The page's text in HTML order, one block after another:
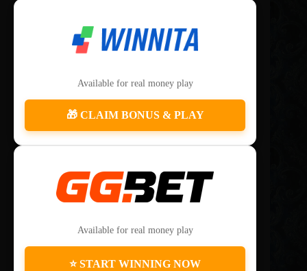
Available for real money play
🎁 CLAIM BONUS & PLAY
Available for real money play
⭐ START WINNING NOW